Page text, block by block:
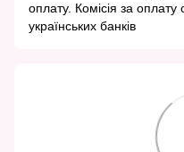
оплату. Комісія за оплату
українських банків